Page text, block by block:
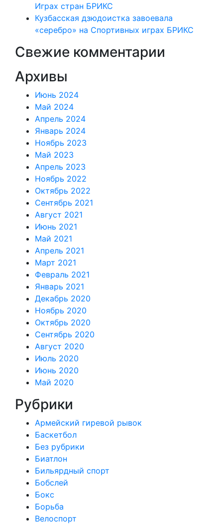
Играх стран БРИКС
Кузбасская дзюдоистка завоевала
«серебро» на Спортивных играх БРИКС
Свежие комментарии
Архивы
Июнь 2024
Май 2024
Апрель 2024
Январь 2024
Ноябрь 2023
Май 2023
Апрель 2023
Ноябрь 2022
Октябрь 2022
Сентябрь 2021
Август 2021
Июнь 2021
Май 2021
Апрель 2021
Март 2021
Февраль 2021
Январь 2021
Декабрь 2020
Ноябрь 2020
Октябрь 2020
Сентябрь 2020
Август 2020
Июль 2020
Июнь 2020
Май 2020
Рубрики
Армейский гиревой рывок
Баскетбол
Без рубрики
Биатлон
Бильярдный спорт
Бобслей
Бокс
Борьба
Велоспорт